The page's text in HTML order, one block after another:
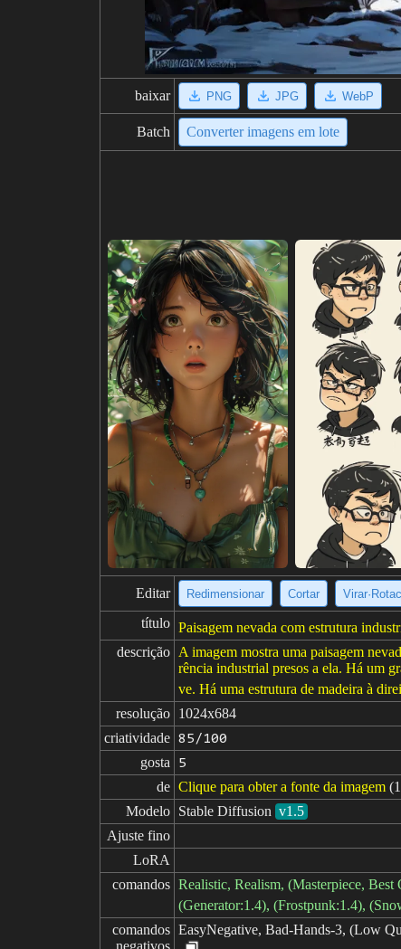
baixar PNG JPG WebP
Batch Converter imagens em lote
Editar Redimensionar Cortar
título Paisagem nevada com estrutura
descrição A imagem mostra uma paisagem
rência industrial presos a ela. Há um
ve. Há uma estrutura de madeira à
resolução 1024x684
criatividade 85/100
gosta 5
de Clique para obter a fonte da imagem
Modelo Stable Diffusion v1.5
Ajuste fino
LoRA
comandos Realistic, Realism, (Masterpiece,
(Generator:1.4), (Frostpunk:1.4),
comandos
negativos
EasyNegative, Bad-Hands-3, (Low